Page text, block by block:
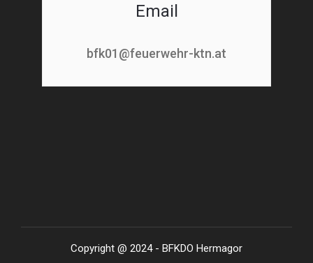
Email
bfk01@feuerwehr-ktn.at
Copyright @ 2024 - BFKDO Hermagor